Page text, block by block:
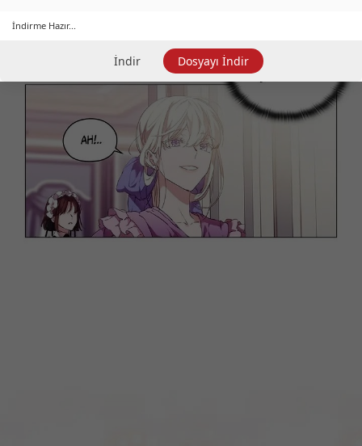
İndirme Hazır...
İndir Dosyayı İndir